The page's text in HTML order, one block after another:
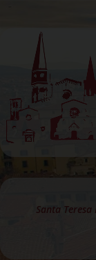
content
Santa